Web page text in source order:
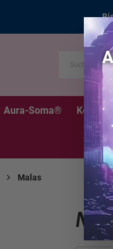
Aura-Soma® Kerzen
Malas